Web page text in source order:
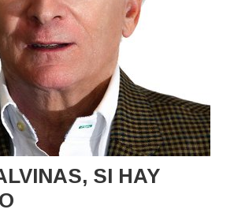
SI HAY